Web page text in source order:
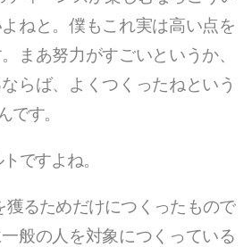
ねと。僕もこれ実は高い点を
まあ努力がすごいというか、
らば、よくつくったねという
です。
ですよね。
獲るためだけにつくったもので
般の人を対象につくっている